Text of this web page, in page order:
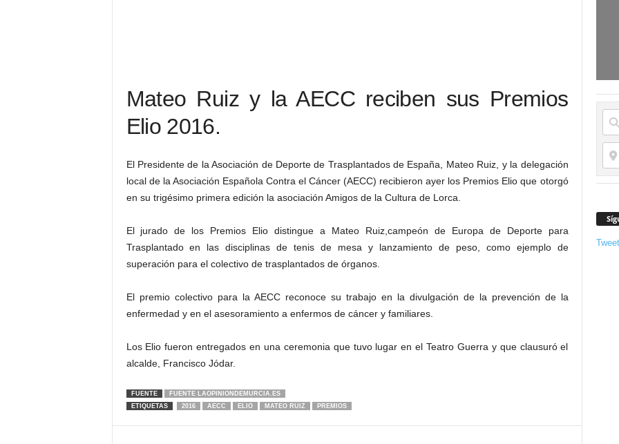
Mateo Ruiz y la AECC reciben sus Premios
Elio 2016.
El Presidente de la Asociación de Deporte de Trasplantados de España, Mateo Ruiz, y la delegación
local de la Asociación Española Contra el Cáncer (AECC) recibieron ayer los Premios Elio que otorgó
en su trigésimo primera edición la asociación Amigos de la Cultura de Lorca.
El jurado de los Premios Elio distingue a Mateo Ruiz,campeón de Europa de Deporte para
Trasplantado en las disciplinas de tenis de mesa y lanzamiento de peso, como ejemplo de
superación para el colectivo de trasplantados de órganos.
El premio colectivo para la AECC reconoce su trabajo en la divulgación de la prevención de la
enfermedad y en el asesoramiento a enfermos de cáncer y familiares.
Los Elio fueron entregados en una ceremonia que tuvo lugar en el Teatro Guerra y que clausuró el
alcalde, Francisco Jódar.
FUENTE
FUENTE LAOPINIONDEMURCIA.ES
ETIQUETAS
2016 AECC ELIO MATEO RUIZ PREMIOS